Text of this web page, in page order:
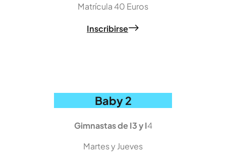
Matrícula 40 Euros
Inscribirse
Baby 2
Gimnastas de I3 y I4
Martes y Jueves